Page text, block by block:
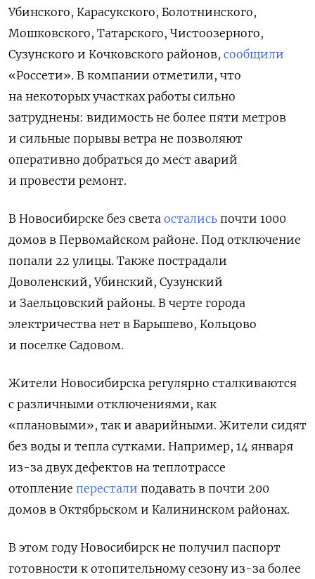
Убинского, Карасукского, Болотнинского,
Мошковского, Татарского, Чистоозерного,
Сузунского и Кочковского районов, сообщили
«Россети». В компании отметили, что
на некоторых участках работы сильно
затруднены: видимость не более пяти метров
и сильные порывы ветра не позволяют
оперативно добраться до мест аварий
и провести ремонт.
В Новосибирске без света остались почти 1000
домов в Первомайском районе. Под отключение
попали 22 улицы. Также пострадали
Доволенский, Убинский, Сузунский
и Заельцовский районы. В черте города
электричества нет в Барышево, Кольцово
и поселке Садовом.
Жители Новосибирска регулярно сталкиваются
с различными отключениями, как
«плановыми», так и аварийными. Жители сидят
без воды и тепла сутками. Например, 14 января
из-за двух дефектов на теплотрассе
отопление перестали подавать в почти 200
домов в Октябрьском и Калининском районах.
В этом году Новосибирск не получил паспорт
готовности к отопительному сезону из-за более